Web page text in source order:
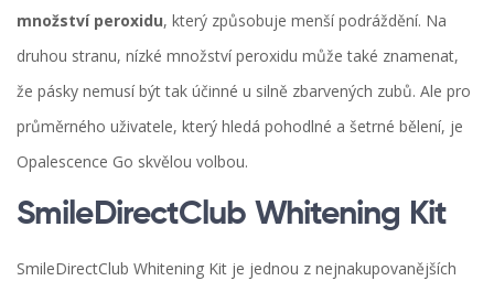
množství peroxidu, který způsobuje menší podráždění. Na
druhou stranu, nízké množství peroxidu může také znamenat,
že pásky nemusí být tak účinné u silně zbarvených zubů. Ale pro
průměrného uživatele, který hledá pohodlné a šetrné bělení, je
Opalescence Go skvělou volbou.
SmileDirectClub Whitening Kit
SmileDirectClub Whitening Kit je jednou z nejnakupovanějších